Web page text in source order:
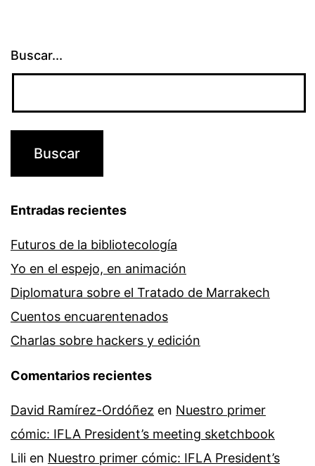
Buscar...
Entradas recientes
Futuros de la bibliotecología
Yo en el espejo, en animación
Diplomatura sobre el Tratado de Marrakech
Cuentos encuarentenados
Charlas sobre hackers y edición
Comentarios recientes
David Ramírez-Ordóñez en Nuestro primer
cómic: IFLA President’s meeting sketchbook
Lili en Nuestro primer cómic: IFLA President’s